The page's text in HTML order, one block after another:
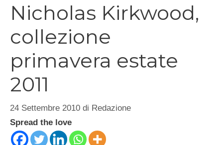
Nicholas Kirkwood,
collezione
primavera estate
2011
24 Settembre 2010 di Redazione
Spread the love